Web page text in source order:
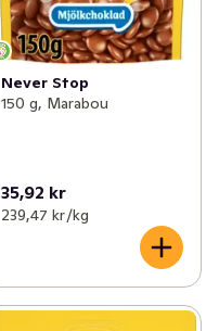
Never Stop
150 g, Marabou
35,92 kr
239,47 kr /kg